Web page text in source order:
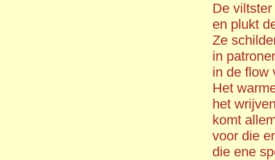
De
en plukt
Ze
in
in de flow
Het
het
komt
voor die
die ene